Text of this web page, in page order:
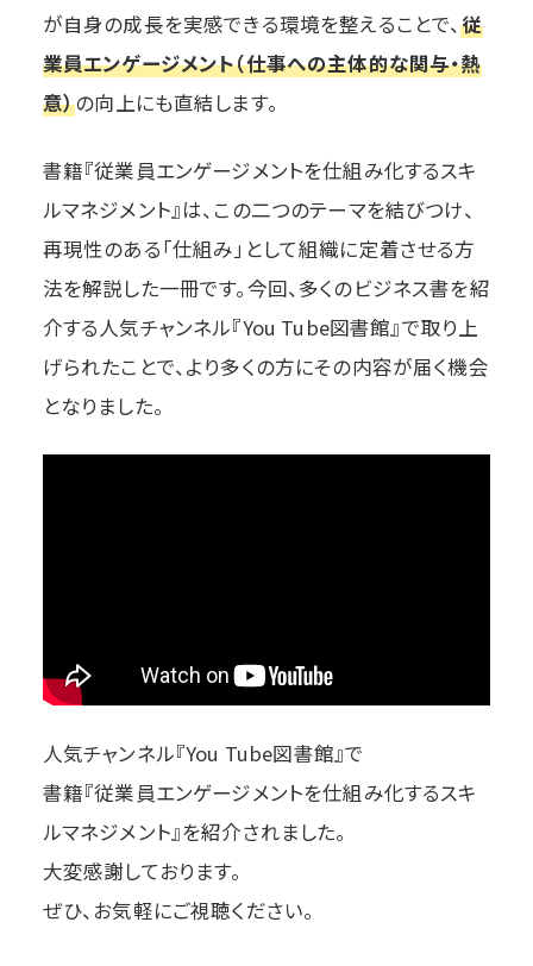
が自身の成長を実感できる環境を整えることで、従
業員エンゲージメント（仕事への主体的な関与・熱
意）の向上にも直結します。
書籍『従業員エンゲージメントを仕組み化するスキ
ルマネジメント』は、この二つのテーマを結びつけ、
再現性のある「仕組み」として組織に定着させる方
法を解説した一冊です。今回、多くのビジネス書を紹
介する人気チャンネル『You Tube図書館』で取り上
げられたことで、より多くの方にその内容が届く機会
となりました。
人気チャンネル『You Tube図書館』で
書籍『従業員エンゲージメントを仕組み化するスキ
ルマネジメント』を紹介されました。
大変感謝しております。
ぜひ、お気軽にご視聴ください。